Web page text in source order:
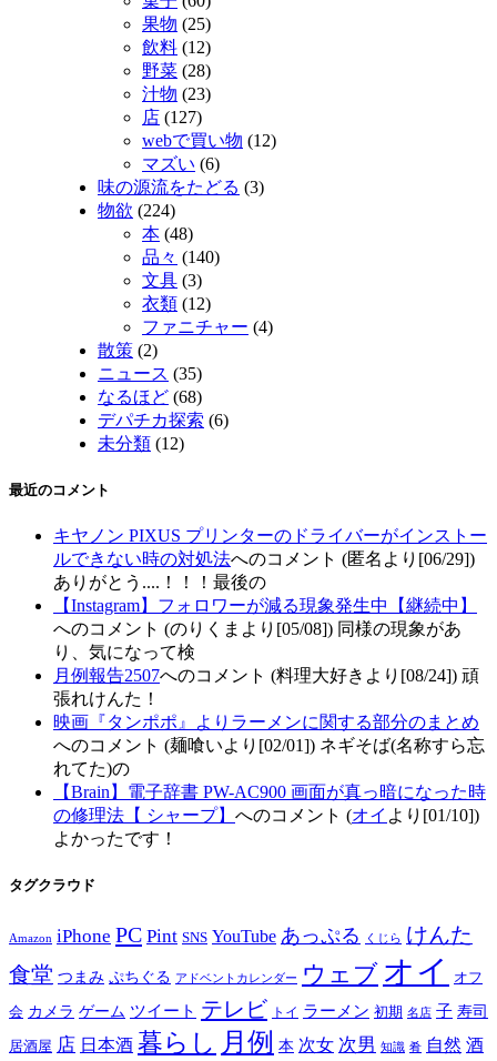
果物 (25)
飲料 (12)
野菜 (28)
汁物 (23)
店 (127)
webで買い物 (12)
マズい (6)
味の源流をたどる (3)
物欲 (224)
本 (48)
品々 (140)
文具 (3)
衣類 (12)
ファニチャー (4)
散策 (2)
ニュース (35)
なるほど (68)
デパチカ探索 (6)
未分類 (12)
最近のコメント
キヤノン PIXUS プリンターのドライバーがインストー
ルできない時の対処法へのコメント (匿名より[06/29])
ありがとう....！！！最後の
【Instagram】フォロワーが減る現象発生中【継続中】
へのコメント (のりくまより[05/08]) 同様の現象があ
り、気になって検
月例報告2507へのコメント (料理大好きより[08/24]) 頑
張れけんた！
映画『タンポポ』よりラーメンに関する部分のまとめ
へのコメント (麺喰いより[02/01]) ネギそば(名称すら忘
れてた)の
【Brain】電子辞書 PW-AC900 画面が真っ暗になった時
の修理法【 シャープ】 へのコメント (オイ より[01/10])
よかったです！
タグクラウド
Amazon iPhone PC Pint SNS YouTube あっぷる くじら けんた
食堂 つまみ ぷちぐる アドベントカレンダー ウェブ オイ オフ
会 カメラ ゲーム ツイート テレビ トイ ラーメン 初期 名店 子 寿司
居酒屋 店 日本酒 暮らし 月例 本 次女 次男 知識 肴 自然 酒